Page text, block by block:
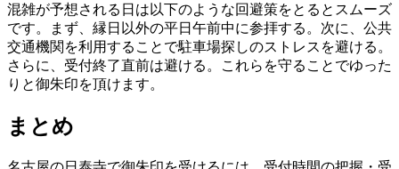
混雑が予想される日は以下のような回避策をとるとスムーズ
です。まず、縁日以外の平日午前中に参拝する。次に、公共
交通機関を利用することで駐車場探しのストレスを避ける。
さらに、受付終了直前は避ける。これらを守ることでゆった
りと御朱印を頂けます。
まとめ